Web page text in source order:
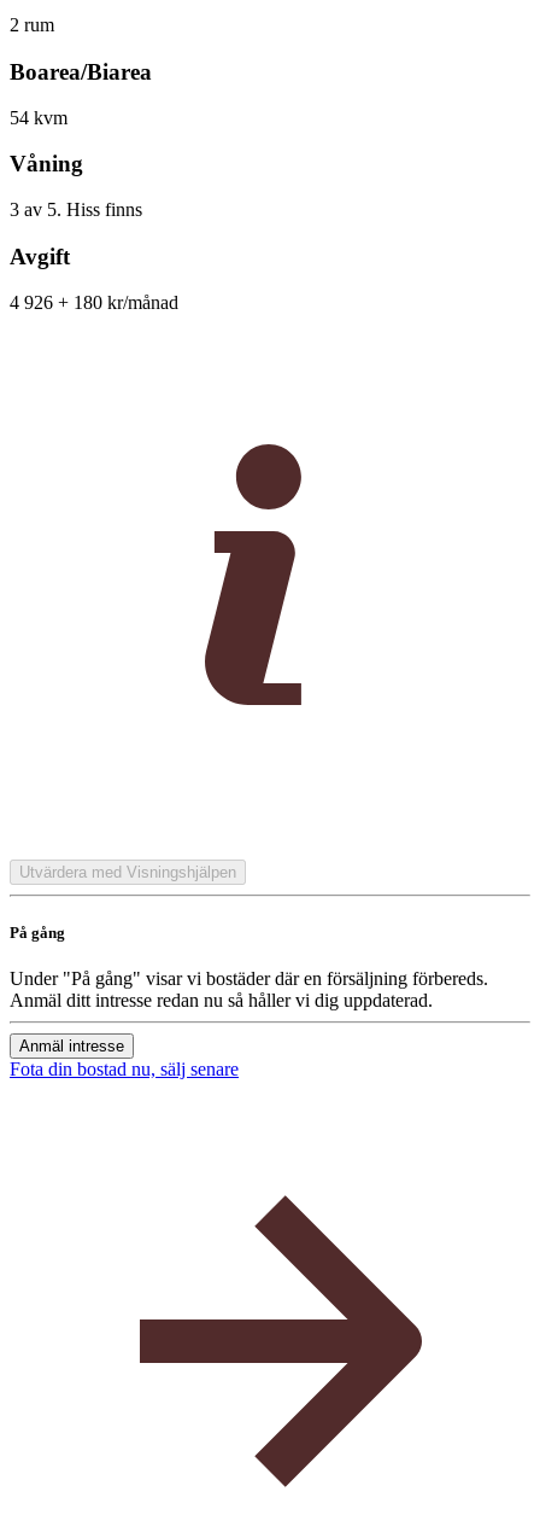
2 rum
Boarea/Biarea
54 kvm
Våning
3 av 5. Hiss finns
Avgift
4 926 + 180 kr/månad
Utvärdera med Visningshjälpen
På gång
Under "På gång" visar vi bostäder där en försäljning förbereds.
Anmäl ditt intresse redan nu så håller vi dig uppdaterad.
Anmäl intresse
Fota din bostad nu, sälj senare